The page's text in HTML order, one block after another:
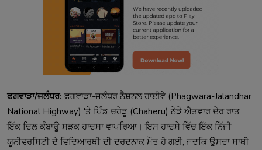
ਫਗਵਾੜਾ/ਜਲੰਧਰ: ਫਗਵਾੜਾ-ਜਲੰਧਰ ਨੈਸ਼ਨਲ ਹਾਈਵੇ (Phagwara-Jalandhar
National Highway) 'ਤੇ ਪਿੰਡ ਚਹੇੜੂ (Chaheru) ਨੇੜੇ ਐਤਵਾਰ ਦੇਰ ਰਾਤ
ਇੱਕ ਦਿਲ ਕੰਬਾਊ ਸੜਕ ਹਾਦਸਾ ਵਾਪਰਿਆ। ਇਸ ਹਾਦਸੇ ਵਿੱਚ ਇੱਕ ਨਿੱਜੀ
ਯੂਨੀਵਰਸਿਟੀ ਦੇ ਵਿਦਿਆਰਥੀ ਦੀ ਦਰਦਨਾਕ ਮੌਤ ਹੋ ਗਈ, ਜਦਕਿ ਉਸਦਾ ਸਾਥੀ